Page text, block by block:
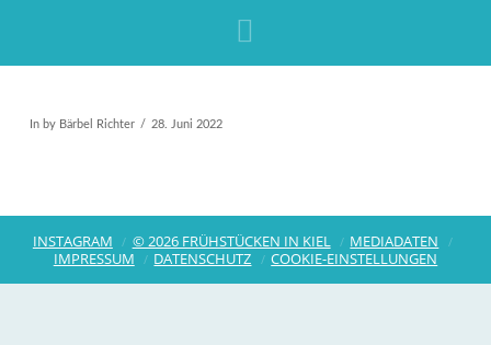
In by Bärbel Richter 28. Juni 2022
INSTAGRAM © 2026 FRÜHSTÜCKEN IN KIEL
MEDIADATEN
IMPRESSUM
DATENSCHUTZ COOKIE-EINSTELLUNGEN